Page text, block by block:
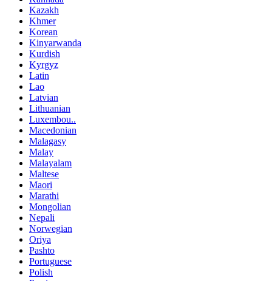
Kazakh
Khmer
Korean
Kinyarwanda
Kurdish
Kyrgyz
Latin
Lao
Latvian
Lithuanian
Luxembou..
Macedonian
Malagasy
Malay
Malayalam
Maltese
Maori
Marathi
Mongolian
Nepali
Norwegian
Oriya
Pashto
Portuguese
Polish